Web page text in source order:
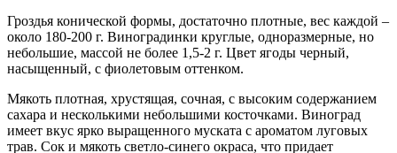
Гроздья конической формы, достаточно плотные, вес каждой –
около 180-200 г. Виноградинки круглые, одноразмерные, но
небольшие, массой не более 1,5-2 г. Цвет ягоды черный,
насыщенный, с фиолетовым оттенком.
Мякоть плотная, хрустящая, сочная, с высоким содержанием
сахара и несколькими небольшими косточками. Виноград
имеет вкус ярко выращенного муската с ароматом луговых
трав. Сок и мякоть светло-синего окраса, что придает